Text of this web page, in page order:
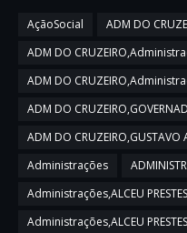
AçãoSocial
ADM DO
ADM DO
ADM DO
ADM DO
ADM DO CRUZEIRO,GUSTAVO
Administrações
Administrações,ALCEU PRESTES
Administrações,ALCEU